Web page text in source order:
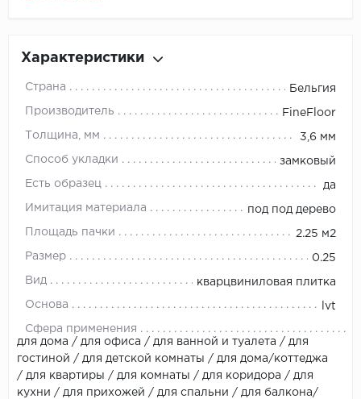
Характеристики
Страна Бельгия
Производитель FineFloor
Толщина, мм 3,6 мм
Способ укладки замковый
Есть образец да
Имитация материала под под дерево
Площадь пачки 2.25 м2
Размер 0.25
Вид кварцвиниловая плитка
Основа lvt
Сфера применения
для дома / для офиса / для ванной и туалета / для
гостиной / для детской комнаты / для дома/коттеджа
/ для квартиры / для комнаты / для коридора / для
кухни / для прихожей / для спальни / для балкона/